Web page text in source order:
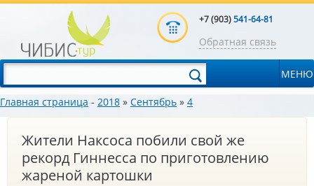
+7 (903)541-64-81
Обратная связь
МЕНЮ
Главная страница - 2018 » Сентябрь » 4
Жители Наксоса побили свой же
рекорд Гиннесса по приготовлению
жареной картошки